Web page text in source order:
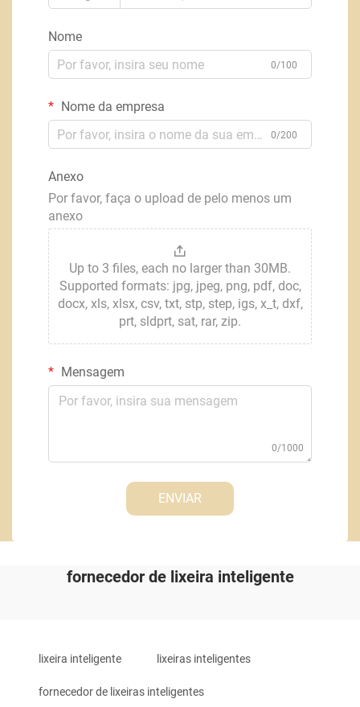
Nome
0/100
Nome da empresa
0/200
Anexo
Por favor, faça o upload de pelo menos um
anexo
Up to 3 files, each no larger than 30MB.
Supported formats: jpg, jpeg, png, pdf, doc,
docx, xls, xlsx, csv, txt, stp, step, igs, x_t, dxf,
prt, sldprt, sat, rar, zip.
Mensagem
0/1000
ENVIAR
fornecedor de lixeira inteligente
lixeira inteligente lixeiras inteligentes
fornecedor de lixeiras inteligentes